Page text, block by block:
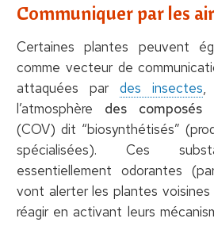
Communiquer par les
Certaines plantes peuvent
comme vecteur de
attaquées par des insectes,
l’atmosphère des composés
(COV) dit “biosynthétisés”
spécialisées). Ces
essentiellement odorantes
vont alerter les plantes
réagir en activant leurs